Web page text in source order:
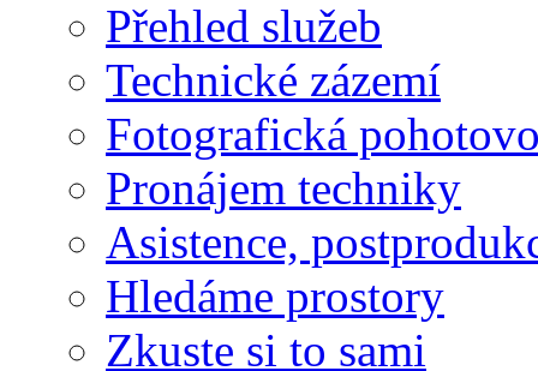
Přehled služeb
Technické zázemí
Fotografická
Pronájem techniky
Asistence,
Hledáme prostory
Zkuste si to sami